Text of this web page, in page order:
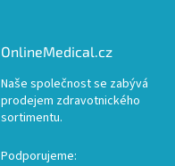
OnlineMedical.cz
Naše společnost se zabývá
prodejem zdravotnického
sortimentu.
Podporujeme: